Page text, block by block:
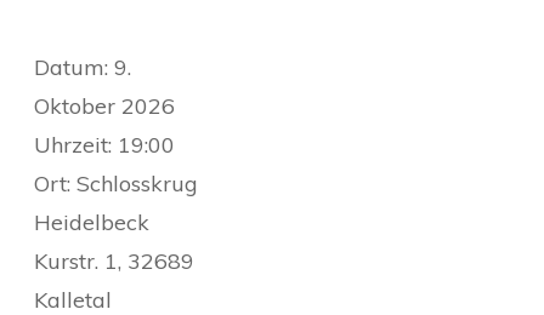
Datum: 9.
Oktober 2026
Uhrzeit: 19:00
Ort: Schlosskrug
Heidelbeck
Kurstr. 1, 32689
Kalletal